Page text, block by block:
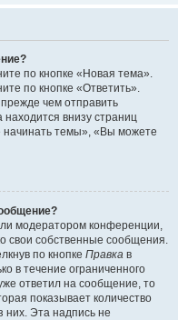
по кнопке «Новая тема».
по кнопке «Ответить».
чем отправить
внизу страниц
темы», «Вы можете
модератором конференции,
свои собственные сообщения.
по кнопке Правка в
в течение ограниченного
ответил на сообщение, то
показывает количество
них. Эта надпись не